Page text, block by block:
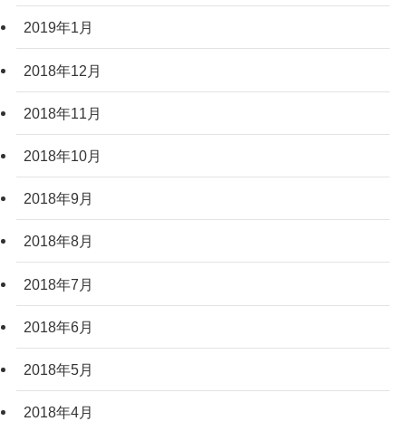
2019年1月
2018年12月
2018年11月
2018年10月
2018年9月
2018年8月
2018年7月
2018年6月
2018年5月
2018年4月